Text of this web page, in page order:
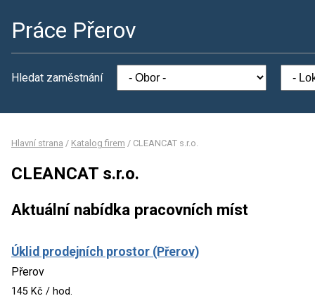
Práce Přerov
Hledat zaměstnání
Hlavní strana / Katalog firem / CLEANCAT s.r.o.
CLEANCAT s.r.o.
Aktuální nabídka pracovních míst
Úklid prodejních prostor (Přerov)
Přerov
145 Kč / hod.